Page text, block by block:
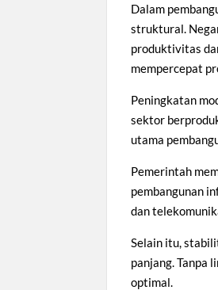
Dalam
struktural.
produktivitas
mempercepat
Peningkatan
sektor
utama
Pemerintah
pembangunan
dan
Selain itu,
panjang. Tanpa
optimal.